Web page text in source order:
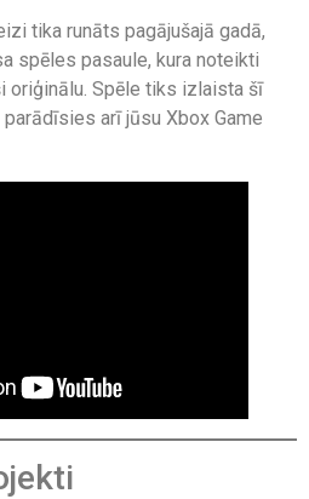
tika runāts pagājušajā gadā,
spēles pasaule, kura noteikti
oriģinālu. Spēle tiks izlaista šī
arī jūsu Xbox Game